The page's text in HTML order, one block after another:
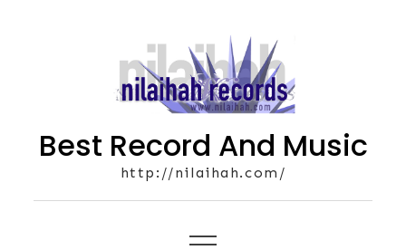
Best Record And Music
http://nilaihah.com/